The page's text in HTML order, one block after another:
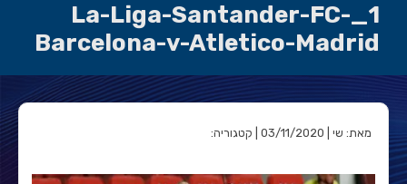
1_La-Liga-Santander-FC-
Barcelona-v-Atletico-Madrid
מאת: שי | 03/11/2020 | קטגוריה: